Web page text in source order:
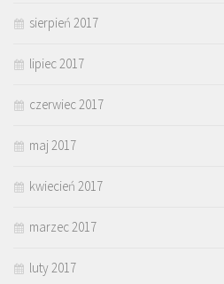
sierpień 2017
lipiec 2017
czerwiec 2017
maj 2017
kwiecień 2017
marzec 2017
luty 2017